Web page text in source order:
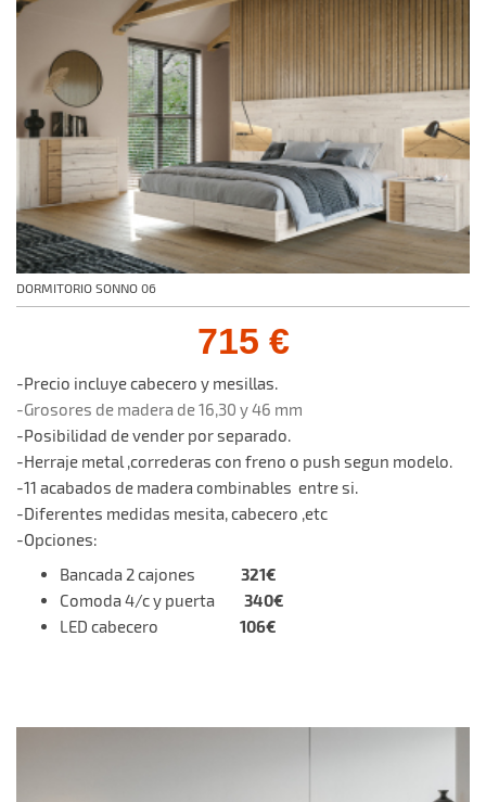
DORMITORIO SONNO 06
715 €
-Precio incluye cabecero y mesillas.
-Grosores de madera de 16,30 y 46 mm
-Posibilidad de vender por separado.
-Herraje metal ,correderas con freno o push segun modelo.
-11 acabados de madera combinables entre si.
-Diferentes medidas mesita, cabecero ,etc
-Opciones:
Bancada 2 cajones 321€
Comoda 4/c y puerta 340€
LED cabecero 106€